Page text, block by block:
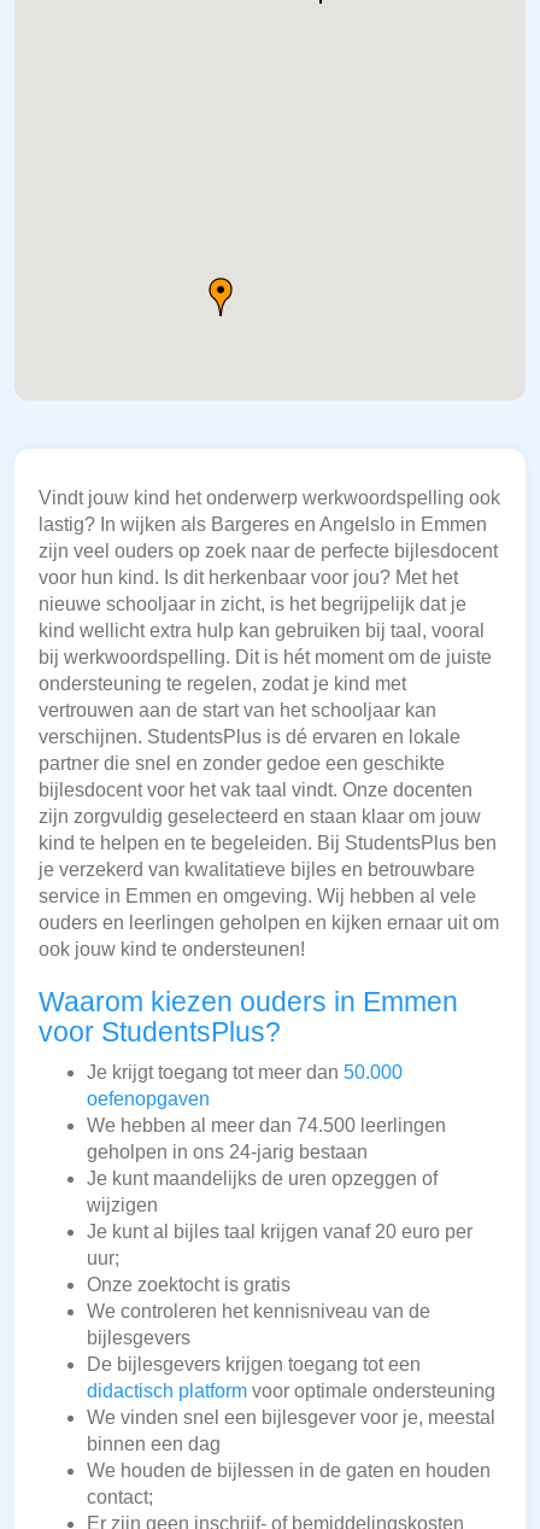
Vindt jouw kind het onderwerp werkwoordspelling ook
lastig? In wijken als Bargeres en Angelslo in Emmen
zijn veel ouders op zoek naar de perfecte bijlesdocent
voor hun kind. Is dit herkenbaar voor jou? Met het
nieuwe schooljaar in zicht, is het begrijpelijk dat je
kind wellicht extra hulp kan gebruiken bij taal, vooral
bij werkwoordspelling. Dit is hét moment om de juiste
ondersteuning te regelen, zodat je kind met
vertrouwen aan de start van het schooljaar kan
verschijnen. StudentsPlus is dé ervaren en lokale
partner die snel en zonder gedoe een geschikte
bijlesdocent voor het vak taal vindt. Onze docenten
zijn zorgvuldig geselecteerd en staan klaar om jouw
kind te helpen en te begeleiden. Bij StudentsPlus ben
je verzekerd van kwalitatieve bijles en betrouwbare
service in Emmen en omgeving. Wij hebben al vele
ouders en leerlingen geholpen en kijken ernaar uit om
ook jouw kind te ondersteunen!
Waarom kiezen ouders in Emmen
voor StudentsPlus?
Je krijgt toegang tot meer dan 50.000
oefenopgaven
We hebben al meer dan 74.500 leerlingen
geholpen in ons 24-jarig bestaan
Je kunt maandelijks de uren opzeggen of
wijzigen
Je kunt al bijles taal krijgen vanaf 20 euro per
uur;
Onze zoektocht is gratis
We controleren het kennisniveau van de
bijlesgevers
De bijlesgevers krijgen toegang tot een
didactisch platform voor optimale ondersteuning
We vinden snel een bijlesgever voor je, meestal
binnen een dag
We houden de bijlessen in de gaten en houden
contact;
Er zijn geen inschrijf- of bemiddelingskosten